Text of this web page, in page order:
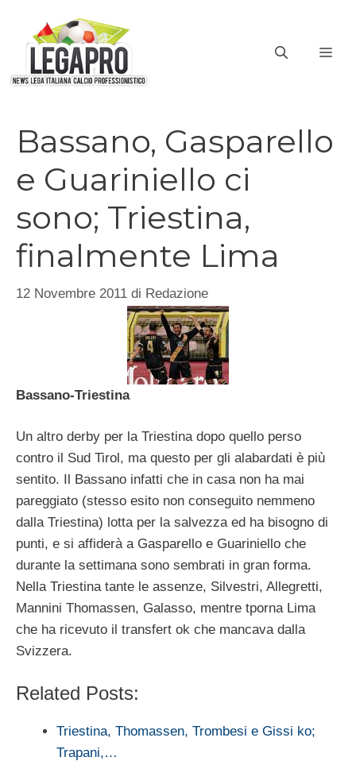
contenuto
Bassano, Gasparello
e Guariniello ci
sono; Triestina,
finalmente Lima
12 Novembre 2011 di Redazione
Bassano-Triestina
Un altro derby per la Triestina dopo quello perso
contro il Sud Tirol, ma questo per gli alabardati è più
sentito. Il Bassano infatti che in casa non ha mai
pareggiato (stesso esito non conseguito nemmeno
dalla Triestina) lotta per la salvezza ed ha bisogno di
punti, e si affiderà a Gasparello e Guariniello che
durante la settimana sono sembrati in gran forma.
Nella Triestina tante le assenze, Silvestri, Allegretti,
Mannini Thomassen, Galasso, mentre tporna Lima
che ha ricevuto il transfert ok che mancava dalla
Svizzera.
Related Posts:
Triestina, Thomassen, Trombesi e Gissi ko;
Trapani,…